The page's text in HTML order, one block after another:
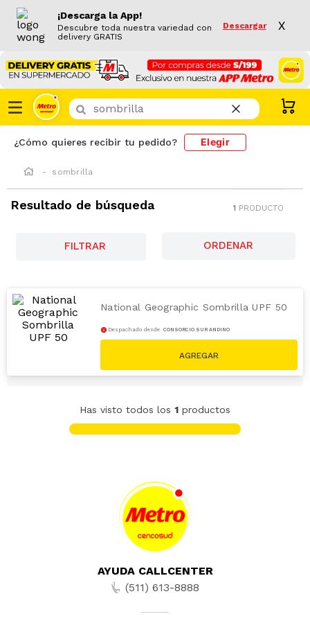
¡Descarga la App!
Descubre toda nuestra variedad con
delivery GRATIS
Descargar X
¿Que buscas hoy?
¿Cómo quieres recibir tu pedido? Elegir
sombrilla
Resultado de búsqueda 1 PRODUCTO
FILTRAR
National Geographic Sombrilla UPF 50
Despachado desde CONSORCIO SUR ANDINO
S/
Has visto todos los 1 productos
AYUDA CALLCENTER
(511) 613-8888